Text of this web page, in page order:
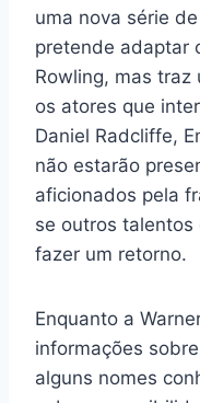
uma nova série
pretende adaptar
Rowling, mas traz
os atores que
Daniel Radcliffe,
não estarão
aficionados pela
se outros
fazer um retorno.
Enquanto a
informações
alguns nomes